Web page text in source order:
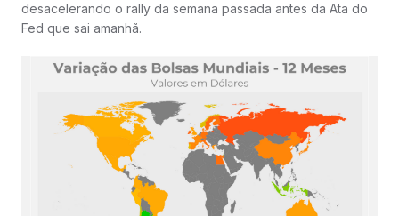
desacelerando o rally da semana passada antes da Ata do
Fed que sai amanhã.